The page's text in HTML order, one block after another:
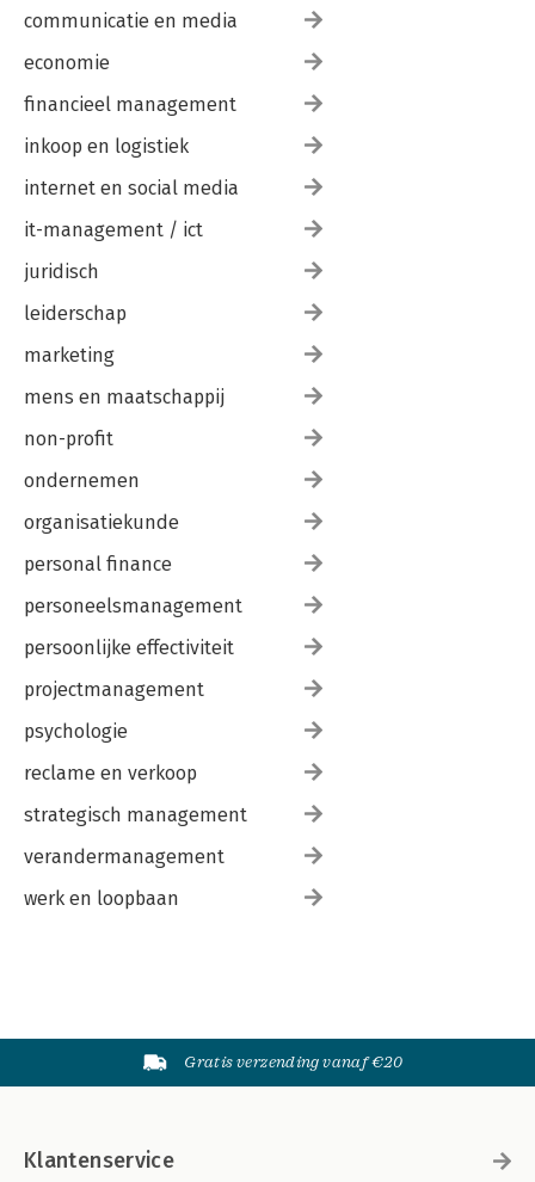
communicatie en media
economie
financieel management
inkoop en logistiek
internet en social media
it-management / ict
juridisch
leiderschap
marketing
mens en maatschappij
non-profit
ondernemen
organisatiekunde
personal finance
personeelsmanagement
persoonlijke effectiviteit
projectmanagement
psychologie
reclame en verkoop
strategisch management
verandermanagement
werk en loopbaan
Gratis verzending vanaf €20
Klantenservice